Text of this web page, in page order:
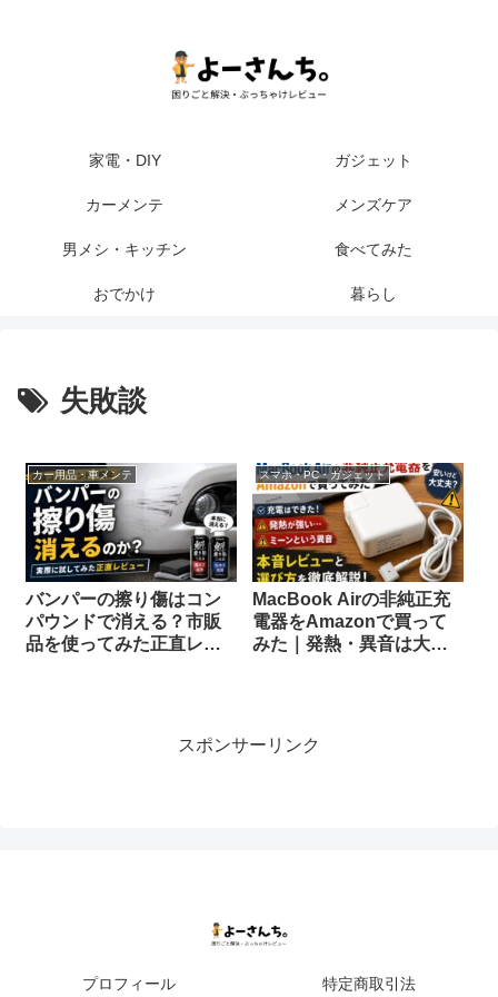
家電・DIY ガジェット
カーメンテ メンズケア
男メシ・キッチン 食べてみた
おでかけ 暮らし
失敗談
カー用品・車メンテ
バンパーの擦り傷はコン
パウンドで消える？市販
品を使ってみた正直レビ
スマホ・PC・ガジェット
MacBook Airの非純正充
電器をAmazonで買って
みた｜発熱・異音は大丈
スポンサーリンク
プロフィール 特定商取引法